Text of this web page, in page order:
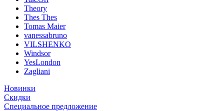
Theory
Thes Thes
Tomas Maier
vanessabruno
VILSHENKO
Windsor
YesLondon
Zagliani
Новинки
Скидки
Специальное предложение